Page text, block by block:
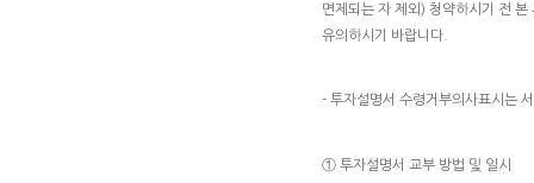
면제되는 자 제외) 청약하시기 전
유의하시기 바랍니다.
- 투자설명서 수령거부의사표시는
① 투자설명서 교부 방법 및 일시